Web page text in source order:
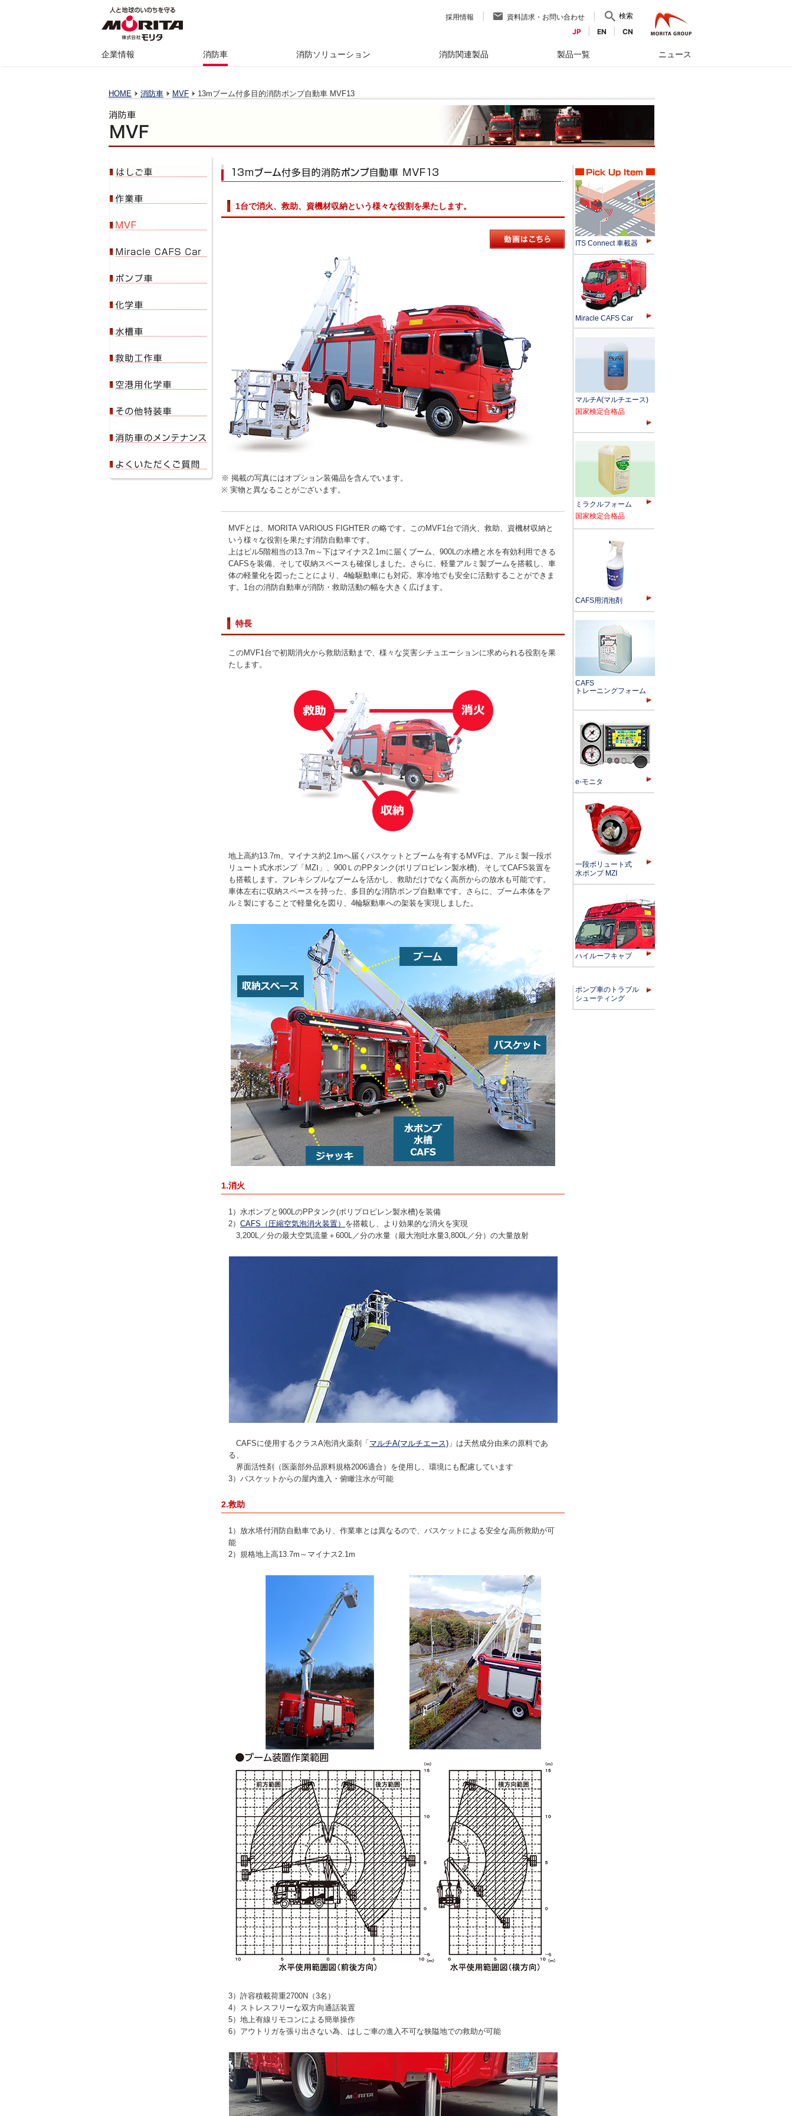
採用情報 資料請求・お問い合わせ
検索
JP
EN CN
企業情報 消防車 消防ソリューション 消防関連製品 製品一覧 ニュース
HOME 消防車 MVF 13mブーム付多目的消防ポンプ自動車 MVF13
1台で消火、救助、資機材収納という様々な役割を果たします。
※ 掲載の写真にはオプション装備品を含んでいます。
※ 実物と異なることがございます。
MVFとは、MORITA VARIOUS FIGHTER の略です。このMVF1台で消火、救助、資機材収納と
いう様々な役割を果たす消防自動車です。
上はビル5階相当の13.7m～下はマイナス2.1mに届くブーム、900Lの水槽と水を有効利用できる
CAFSを装備、そして収納スペースも確保しました。さらに、軽量アルミ製ブームを搭載し、車
体の軽量化を図ったことにより、4輪駆動車にも対応。寒冷地でも安全に活動することができま
す。1台の消防自動車が消防・救助活動の幅を大きく広げます。
特長
このMVF1台で初期消火から救助活動まで、様々な災害シチュエーションに求められる役割を果
たします。
地上高約13.7m、マイナス約2.1mへ届くバスケットとブームを有するMVFは、アルミ製一段ボ
リュート式水ポンプ「MZⅠ」、900ＬのPPタンク(ポリプロピレン製水槽)、そしてCAFS装置を
も搭載します。フレキシブルなブームを活かし、救助だけでなく高所からの放水も可能です。
車体左右に収納スペースを持った、多目的な消防ポンプ自動車です。さらに、ブーム本体をア
ルミ製にすることで軽量化を図り、4輪駆動車への架装を実現しました。
1.消火
1）水ポンプと900LのPPタンク(ポリプロピレン製水槽)を装備
2） CAFS（圧縮空気泡消火装置） を搭載し、より効果的な消火を実現
3,200L／分の最大空気流量＋600L／分の水量（最大泡吐水量3,800L／分）の大量放射
CAFSに使用するクラスA泡消火薬剤「 マルチA(マルチエース) 」は天然成分由来の原料であ
る、
界面活性剤（医薬部外品原料規格2006適合）を使用し、環境にも配慮しています
3）バスケットからの屋内進入・俯瞰注水が可能
2.救助
1）放水塔付消防自動車であり、作業車とは異なるので、バスケットによる安全な高所救助が可
能
2）規格地上高13.7m～マイナス2.1m
3）許容積載荷重2700N（3名）
4）ストレスフリーな双方向通話装置
5）地上有線リモコンによる簡単操作
6）アウトリガを張り出さない為、はしご車の進入不可な狭隘地での救助が可能
ITS Connect 車載器
Miracle CAFS Car
マルチA(マルチエース)
国家検定合格品
ミラクルフォーム
国家検定合格品
CAFS用消泡剤
CAFS
トレーニングフォーム
e-モニタ
一段ボリュート式
水ポンプ MZⅠ
ハイルーフキャブ
ポンプ車のトラブル
シューティング